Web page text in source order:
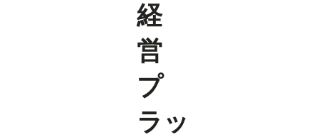
経
営
プ
ラッ